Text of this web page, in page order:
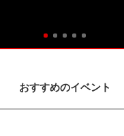
おすすめのイベント